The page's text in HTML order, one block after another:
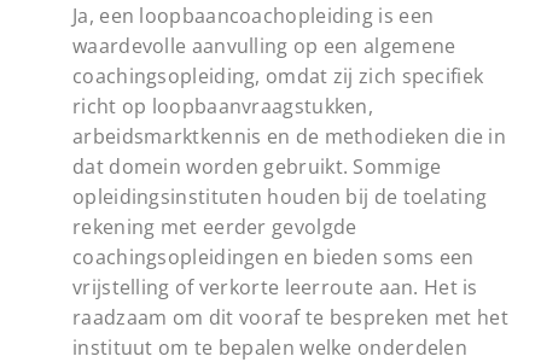
Ja, een loopbaancoachopleiding is een
waardevolle aanvulling op een algemene
coachingsopleiding, omdat zij zich specifiek
richt op loopbaanvraagstukken,
arbeidsmarktkennis en de methodieken die in
dat domein worden gebruikt. Sommige
opleidingsinstituten houden bij de toelating
rekening met eerder gevolgde
coachingsopleidingen en bieden soms een
vrijstelling of verkorte leerroute aan. Het is
raadzaam om dit vooraf te bespreken met het
instituut om te bepalen welke onderdelen